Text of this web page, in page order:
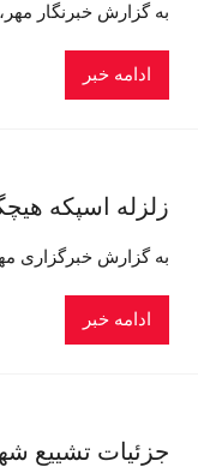
به گزارش خبرنگار
ادامه خبر
زلزله اسپکه
به گزارش خبرگزاری مهر، زلزله‌ای به بزرگی ۴.۶ ریشتر،
ادامه خبر
جزئیات تشییع